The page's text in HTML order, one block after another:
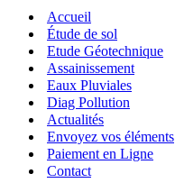
Collectif
Guide
IFAA
Accueil
Étude de sol
Etude Géotechnique
Assainissement
Eaux Pluviales
Diag Pollution
Actualités
Envoyez vos éléments
Paiement en Ligne
Contact